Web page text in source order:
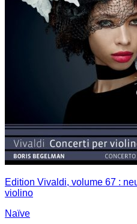
Edition Vivaldi, volume 67 :
violino
Naïve